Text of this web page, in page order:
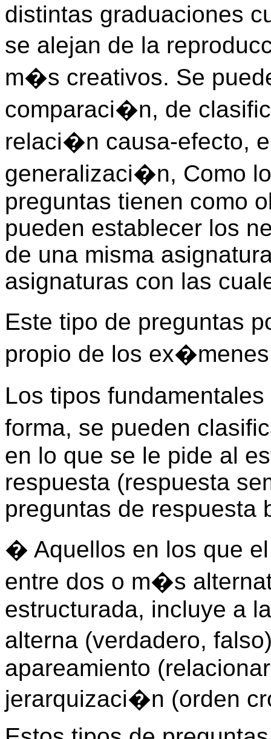
distintas graduaciones
se alejan de la
m�s creativos. Se
comparaci�n, de
relaci�n causa-efecto,
generalizaci�n, Como
preguntas tienen como
pueden establecer los
de una misma
asignaturas con las
Este tipo de preguntas
propio de los
Los tipos
forma, se pueden
en lo que se le pide al
respuesta (respuesta
preguntas de respuesta
� Aquellos en los que
entre dos o m�s
estructurada, incluye a
alterna (verdadero,
apareamiento
jerarquizaci�n (orden